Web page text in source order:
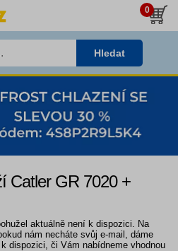
0
Hledat
Catler GR 7020 +
aktuálně není k dispozici. Na
nám necháte svůj e-mail, dáme
dispozici, či Vám nabídneme vhodnou